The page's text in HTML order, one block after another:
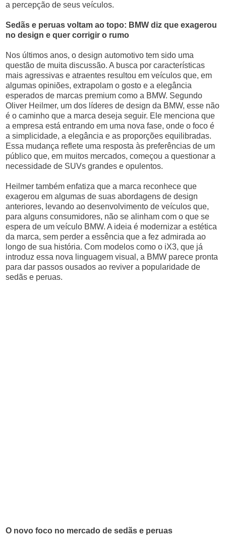
a percepção de seus veículos.
Sedãs e peruas voltam ao topo: BMW diz que exagerou
no design e quer corrigir o rumo
Nos últimos anos, o design automotivo tem sido uma
questão de muita discussão. A busca por características
mais agressivas e atraentes resultou em veículos que, em
algumas opiniões, extrapolam o gosto e a elegância
esperados de marcas premium como a BMW. Segundo
Oliver Heilmer, um dos líderes de design da BMW, esse não
é o caminho que a marca deseja seguir. Ele menciona que
a empresa está entrando em uma nova fase, onde o foco é
a simplicidade, a elegância e as proporções equilibradas.
Essa mudança reflete uma resposta às preferências de um
público que, em muitos mercados, começou a questionar a
necessidade de SUVs grandes e opulentos.
Heilmer também enfatiza que a marca reconhece que
exagerou em algumas de suas abordagens de design
anteriores, levando ao desenvolvimento de veículos que,
para alguns consumidores, não se alinham com o que se
espera de um veículo BMW. A ideia é modernizar a estética
da marca, sem perder a essência que a fez admirada ao
longo de sua história. Com modelos como o iX3, que já
introduz essa nova linguagem visual, a BMW parece pronta
para dar passos ousados ao reviver a popularidade de
sedãs e peruas.
O novo foco no mercado de sedãs e peruas